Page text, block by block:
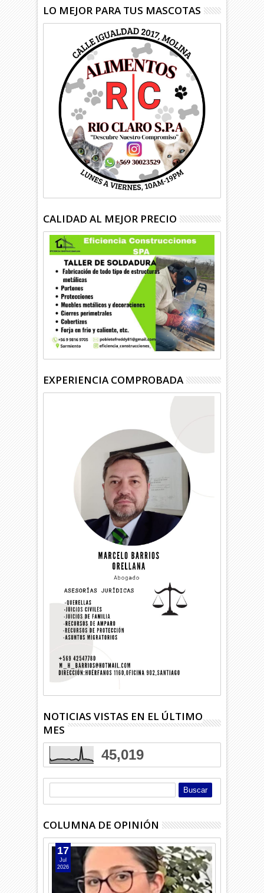
LO MEJOR PARA TUS MASCOTAS
CALIDAD AL MEJOR PRECIO
EXPERIENCIA COMPROBADA
NOTICIAS VISTAS EN EL ÚLTIMO
MES
45,019
COLUMNA DE OPINIÓN
17
Jul
2026